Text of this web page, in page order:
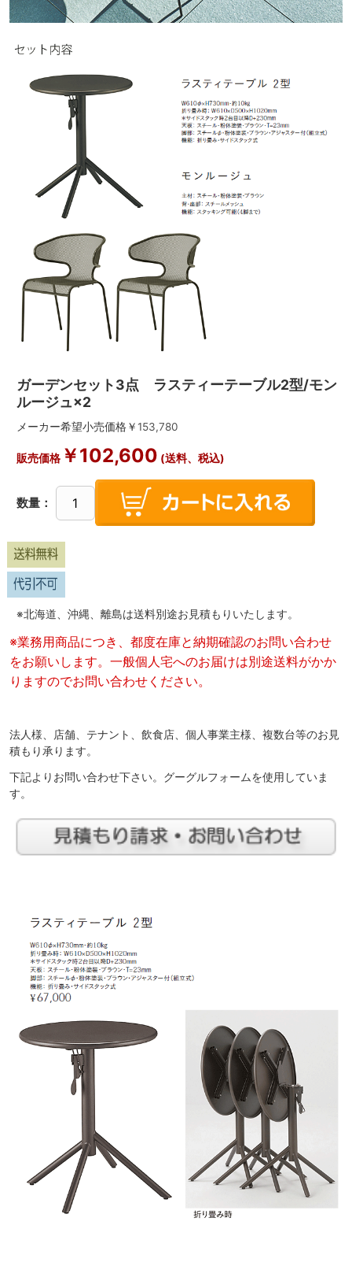
ガーデンセット3点 ラスティーテーブル2型/モン
ルージュ×2
メーカー希望小売価格￥153,780
販売価格￥102,600 (送料、税込)
数量：
※北海道、沖縄、離島は送料別途お見積もりいたします。
※業務用商品につき、都度在庫と納期確認のお問い合わせ
をお願いします。一般個人宅へのお届けは別途送料がかか
りますのでお問い合わせください。
法人様、店舗、テナント、飲食店、個人事業主様、複数台等のお見
積もり承ります。
下記よりお問い合わせ下さい。グーグルフォームを使用していま
す。